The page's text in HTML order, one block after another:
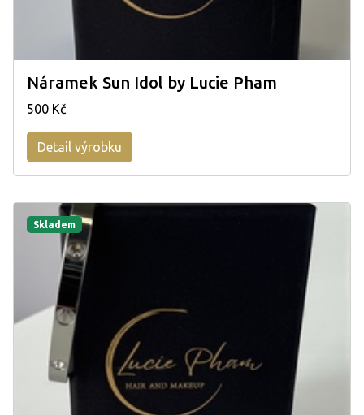
Náramek Sun Idol by Lucie Pham
500 Kč
Detail výrobku
Skladem